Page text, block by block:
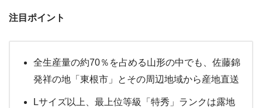
注目ポイント
全生産量の約70％を占める山形の中でも、佐藤錦
発祥の地「東根市」とその周辺地域から産地直送
Lサイズ以上、最上位等級「特秀」ランクは露地